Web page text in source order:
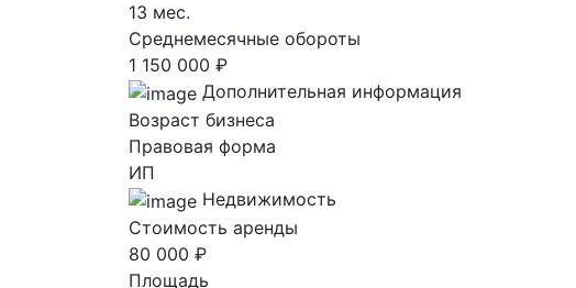
13 мес.
Среднемесячные обороты
1 150 000 ₽
Дополнительная информация
Возраст бизнеса
Правовая форма
ИП
Недвижимость
Стоимость аренды
80 000 ₽
Площадь